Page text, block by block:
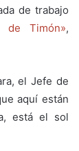
de trabajo
de Timón»,
el Jefe de
aquí están
está el sol